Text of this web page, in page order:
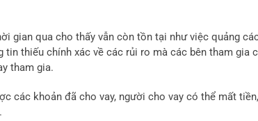
gian qua cho thấy vẫn còn tồn tại như việc quảng
tin thiếu chính xác về các rủi ro mà các bên tham gia
tham gia.
các khoản đã cho vay, người cho vay có thể mất